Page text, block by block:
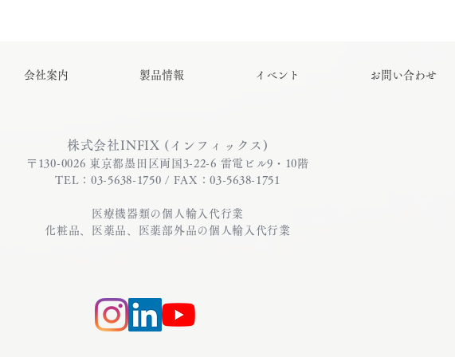
会社案内 製品情報 イベント お問い合わせ
株式会社INFIX (インフィックス)
〒130-0026 東京都墨田区両国3-22-6 雷電ビル9・10階
TEL：03-5638-1750 / FAX：03-5638-1751
医療機器類の個人輸入代行業
化粧品、医薬品、医薬部外品の個人輸入代行業